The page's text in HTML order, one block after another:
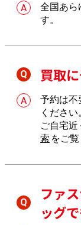
全国あら
す。
買取
予約は不
ください
ご自宅
索 をご覧
いただけ
ファ
ッグ